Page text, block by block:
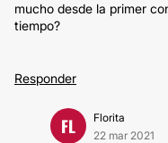
mucho desde la primer
tiempo?
Responder
FL
Florita
22 mar 2021